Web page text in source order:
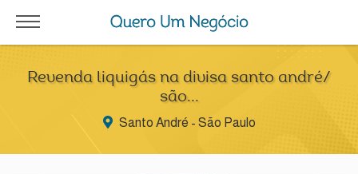
Revenda liquigás na divisa santo andré/
são...
Santo André - São Paulo